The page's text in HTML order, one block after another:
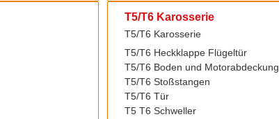
T5/T6 Karosserie
T5/T6 Karosserie
T5/T6 Heckklappe Flügeltür
T5/T6 Boden und Motorabdeckung
T5/T6 Stoßstangen
T5/T6 Tür
T5 T6 Schweller